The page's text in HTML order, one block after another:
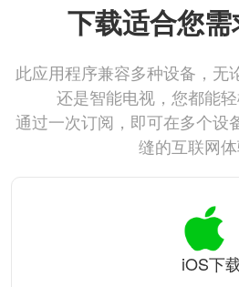
下载适合您
此应用程序兼容多种设备，无
还是智能电视，您都能轻
通过一次订阅，即可在多个设
缝的互联网体
iOS下